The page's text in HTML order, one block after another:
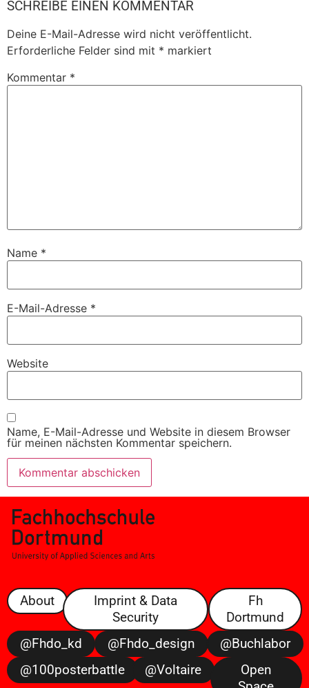
SCHREIBE EINEN KOMMENTAR
Deine E-Mail-Adresse wird nicht veröffentlicht.
Erforderliche Felder sind mit * markiert
Kommentar *
Name *
E-Mail-Adresse *
Website
Name, E-Mail-Adresse und Website in diesem Browser
für meinen nächsten Kommentar speichern.
About
Imprint & Data
Security
Fh
Dortmund
@fhdo_kd
@fhdo_design
@buchlabor
@100posterbattle
@voltaire
Open